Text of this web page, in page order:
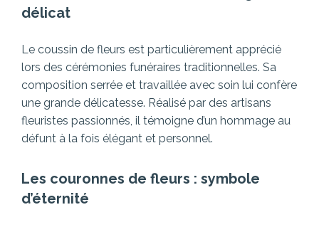
délicat
Le coussin de fleurs est particulièrement apprécié
lors des cérémonies funéraires traditionnelles. Sa
composition serrée et travaillée avec soin lui confère
une grande délicatesse. Réalisé par des artisans
fleuristes passionnés, il témoigne d’un hommage au
défunt à la fois élégant et personnel.
Les couronnes de fleurs : symbole
d’éternité